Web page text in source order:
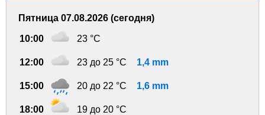
Пятница 07.08.2026 (сегодня)
10:00 23 °C
12:00 23 до 25 °C 1,4 mm
15:00 20 до 22 °C 1,6 mm
18:00 19 до 20 °C